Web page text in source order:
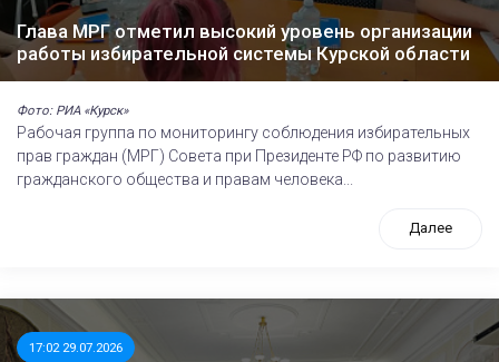
Глава МРГ отметил высокий уровень организации
работы избирательной системы Курской области
Фото: РИА «Курск»
Рабочая группа по мониторингу соблюдения избирательных
прав граждан (МРГ) Совета при Президенте РФ по развитию
гражданского общества и правам человека...
Далее
17:02 29.07.2026